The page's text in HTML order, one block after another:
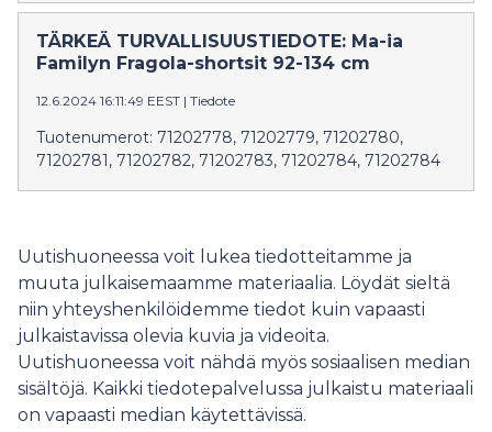
tuhotulva -palapelin. Martinex on valmistanut Muumi-
tuotteita Moomin by Martinex -tuotemerkillä jo yli 30
vuoden ajan. Yhtiö on yksi pitkäaikaisimpia Muumi-
TÄRKEÄ TURVALLISUUSTIEDOTE: Ma-ia
Familyn Fragola-shortsit 92-134 cm
12.6.2024 16:11:49 EEST | Tiedote
Tuotenumerot: 71202778, 71202779, 71202780,
71202781, 71202782, 71202783, 71202784, 71202784
Uutishuoneessa voit lukea tiedotteitamme ja
muuta julkaisemaamme materiaalia. Löydät sieltä
niin yhteyshenkilöidemme tiedot kuin vapaasti
julkaistavissa olevia kuvia ja videoita.
Uutishuoneessa voit nähdä myös sosiaalisen median
sisältöjä. Kaikki tiedotepalvelussa julkaistu materiaali
on vapaasti median käytettävissä.